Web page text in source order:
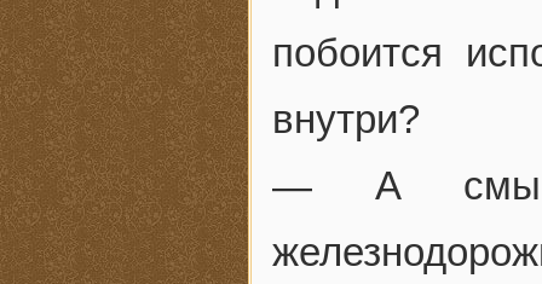
побоится
внутри?
— А